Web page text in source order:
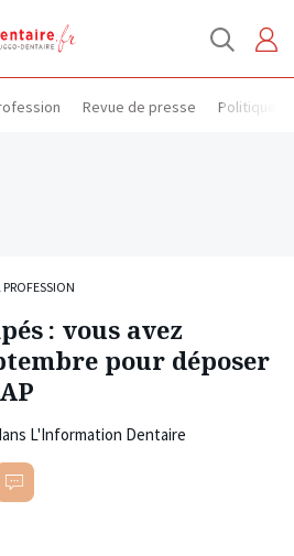
Revue de presse Politique
PROFESSION
: vous avez
pour déposer
L'Information Dentaire
Commenter